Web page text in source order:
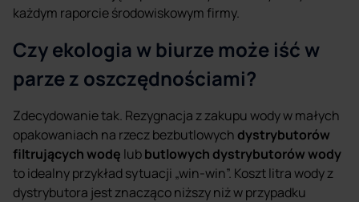
każdym raporcie środowiskowym firmy.
Czy ekologia w biurze może iść w
parze z oszczędnościami?
Zdecydowanie tak. Rezygnacja z zakupu wody w małych
opakowaniach na rzecz bezbutlowych dystrybutorów
filtrujących wodę lubbutlowych dystrybutorów wody
to idealny przykład sytuacji „win-win”. Koszt litra wody z
dystrybutora jest znacząco niższy niż w przypadku